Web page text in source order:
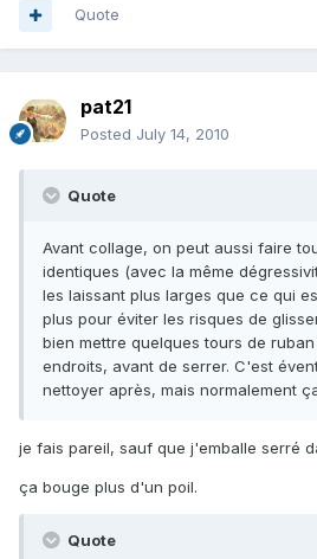
Quote
pat21
Posted July 14, 2010
Quote
Avant collage, on peut aussi faire
identiques (avec la même
les laissant plus larges que ce qui
plus pour éviter les risques de
bien mettre quelques tours de
endroits, avant de serrer. C'est
nettoyer après, mais normalement
je fais pareil, sauf que j'emballe serré
ça bouge plus d'un poil.
Quote